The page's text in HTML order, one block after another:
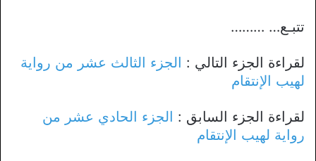
تتبـع… ………
لقراءة الجزء التالي : الجزء الثالث عشر من رواية
لهيب الإنتقام
لقراءة الجزء السابق : الجزء الحادي عشر من
رواية لهيب الإنتقام